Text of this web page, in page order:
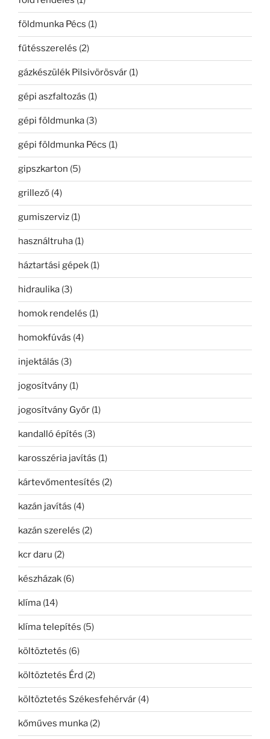
földmunka Pécs (1)
fűtésszerelés (2)
gázkészülék Pilsivörösvár (1)
gépi aszfaltozás (1)
gépi földmunka (3)
gépi földmunka Pécs (1)
gipszkarton (5)
grillező (4)
gumiszerviz (1)
használtruha (1)
háztartási gépek (1)
hidraulika (3)
homok rendelés (1)
homokfúvás (4)
injektálás (3)
jogosítvány (1)
jogosítvány Győr (1)
kandalló építés (3)
karosszéria javítás (1)
kártevőmentesítés (2)
kazán javítás (4)
kazán szerelés (2)
kcr daru (2)
készházak (6)
klíma (14)
klíma telepítés (5)
költöztetés (6)
költöztetés Érd (2)
költöztetés Székesfehérvár (4)
kőműves munka (2)